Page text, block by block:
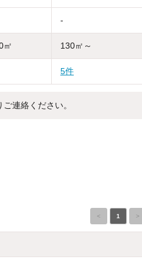
-
㎡ 130㎡～
5件
ご連絡ください。
< 1 >